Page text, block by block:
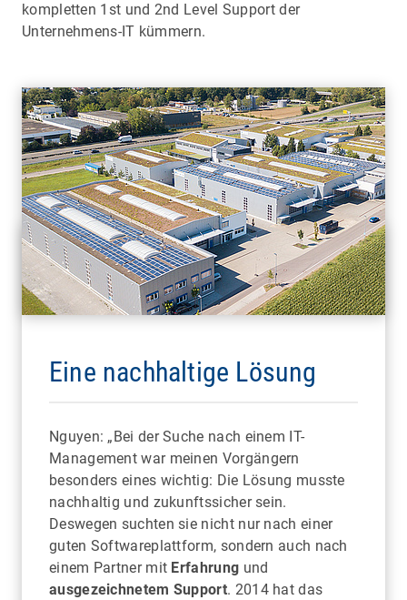
kompletten 1st und 2nd Level Support der
Unternehmens-IT kümmern.
Eine nachhaltige Lösung
Nguyen: „Bei der Suche nach einem IT-
Management war meinen Vorgängern
besonders eines wichtig: Die Lösung musste
nachhaltig und zukunftssicher sein.
Deswegen suchten sie nicht nur nach einer
guten Softwareplattform, sondern auch nach
einem Partner mit Erfahrung und
ausgezeichnetem Support. 2014 hat das